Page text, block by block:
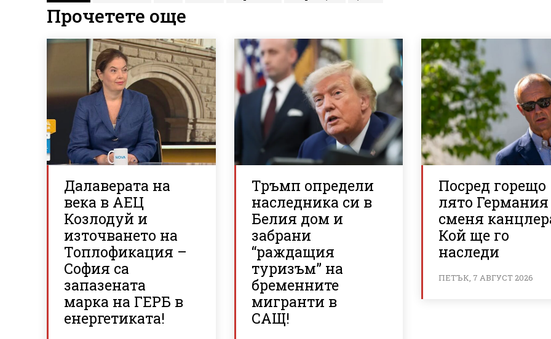
Прочетете още
Далаверата на
века в АЕЦ
Козлодуй и
източването на
Топлофикация –
София са
запазената
марка на ГЕРБ в
енергетиката!
Тръмп определи
наследника си в
Белия дом и
забрани
“раждащия
туризъм” на
бременните
мигранти в
САЩ!
Посред горещо
лято Германия
сменя
Кой ще го
наследи
ПЕТЪК, 7 АВГУСТ 2026